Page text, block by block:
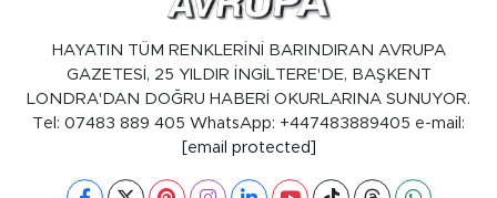
HAYATIN TÜM RENKLERİNİ BARINDIRAN AVRUPA
GAZETESİ, 25 YILDIR İNGİLTERE'DE, BAŞKENT
LONDRA'DAN DOĞRU HABERİ OKURLARINA SUNUYOR.
Tel: 07483 889 405 WhatsApp: +447483889405 e-mail:
[email protected]